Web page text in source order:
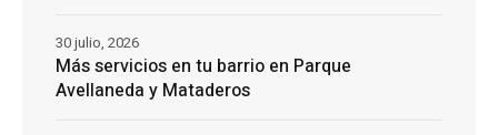
Más servicios en tu barrio en Parque
Avellaneda y Mataderos
30 julio, 2026